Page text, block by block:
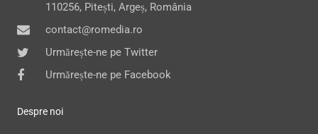
110256, Pitești, Argeș, România
contact@romedia.ro
Urmărește-ne pe Twitter
Urmărește-ne pe Facebook
Despre noi